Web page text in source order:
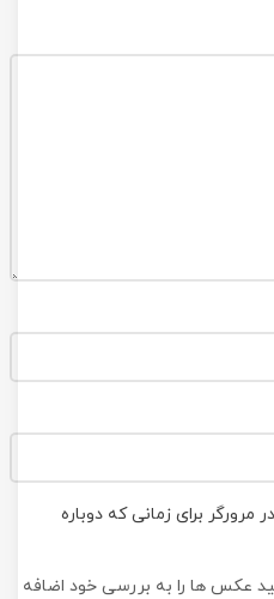
برای زمانی که دوباره
عکس ها را به بررسی خود اضافه